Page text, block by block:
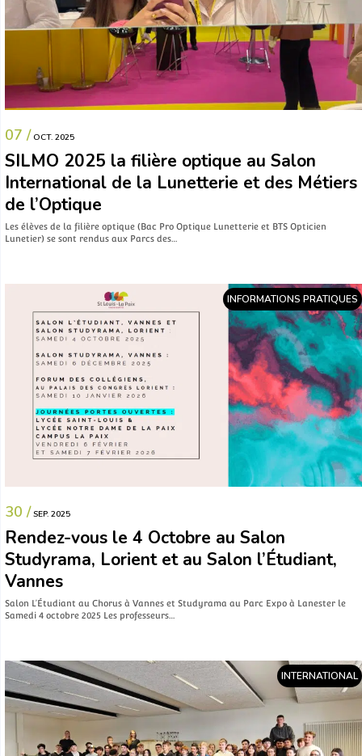
07 / OCT. 2025
SILMO 2025 la filière optique au Salon
International de la Lunetterie et des Métiers
de l’Optique
Les élèves de la filière optique (Bac Pro Optique Lunetterie et BTS Opticien
Lunetier) se sont rendus aux Parcs des…
INFORMATIONS PRATIQUES
30 / SEP. 2025
Rendez-vous le 4 Octobre au Salon
Studyrama, Lorient et au Salon l’Étudiant,
Vannes
Salon L’Étudiant au Chorus à Vannes et Studyrama au Parc Expo à Lanester le
Samedi 4 octobre 2025 Les professeurs…
INTERNATIONAL